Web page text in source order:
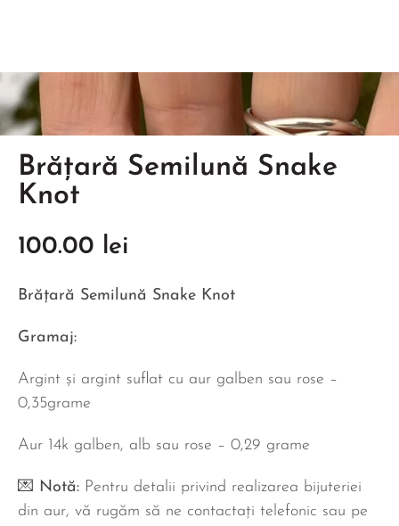
Brățară Semilună Snake
Knot
100.00 lei
Brățară Semilună Snake Knot
Gramaj:
Argint și argint suflat cu aur galben sau rose –
0,35grame
Aur 14k galben, alb sau rose – 0,29 grame
💌 Notă: Pentru detalii privind realizarea bijuteriei
din aur, vă rugăm să ne contactați telefonic sau pe